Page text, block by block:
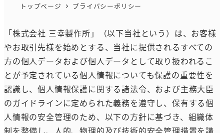
トップページ プライバシーポリシー
「株式会社 三幸製作所」（以下当社という）は、お客様
やお取引先様を始めとする、当社に提供されるすべての
方の個人データおよび個人データとして取り扱われるこ
とが予定されている個人情報についても保護の重要性を
認識し、個人情報保護に関する諸法令、および主務大臣
のガイドラインに定められた義務を遵守し、保有する個
人情報の安全管理のため、以下の方針に基づき、組織体
制を整備し、人的、物理的及び技術的安全管理措置を講